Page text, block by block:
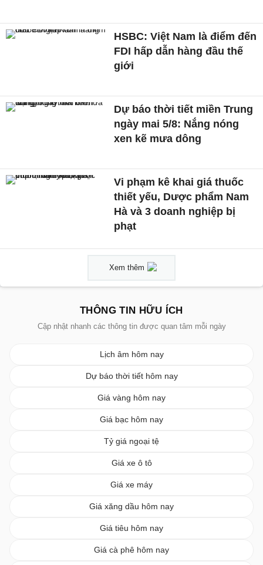
HSBC: Việt Nam là điểm đến
FDI hấp dẫn hàng đầu thế
giới
Dự báo thời tiết miền Trung
ngày mai 5/8: Nắng nóng
xen kẽ mưa dông
Vi phạm kê khai giá thuốc
thiết yếu, Dược phẩm Nam
Hà và 3 doanh nghiệp bị
phạt
Xem thêm
THÔNG TIN HỮU ÍCH
Cập nhật nhanh các thông tin được quan tâm mỗi ngày
Lịch âm hôm nay
Dự báo thời tiết hôm nay
Giá vàng hôm nay
Giá bạc hôm nay
Tỷ giá ngoại tệ
Giá xe ô tô
Giá xe máy
Giá xăng dầu hôm nay
Giá tiêu hôm nay
Giá cà phê hôm nay